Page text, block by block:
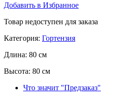
Добавить в Избранное
Товар недоступен для заказа
Категория: Гортензия
Длина: 80 см
Высота: 80 см
Что значит "Предзаказ"